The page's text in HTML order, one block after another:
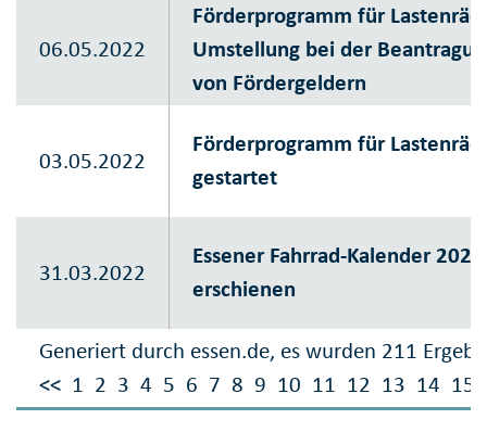
Generiert durch essen.de, es wurden 211
<< 1 2 3 4 5 6 7 8 9 10 11 12 13 14 15
06.05.2022
Förderprogramm für
Umstellung bei der
von Fördergeldern
03.05.2022
Förderprogramm für
gestartet
31.03.2022
Essener Fahrrad-Kalender 2022
erschienen